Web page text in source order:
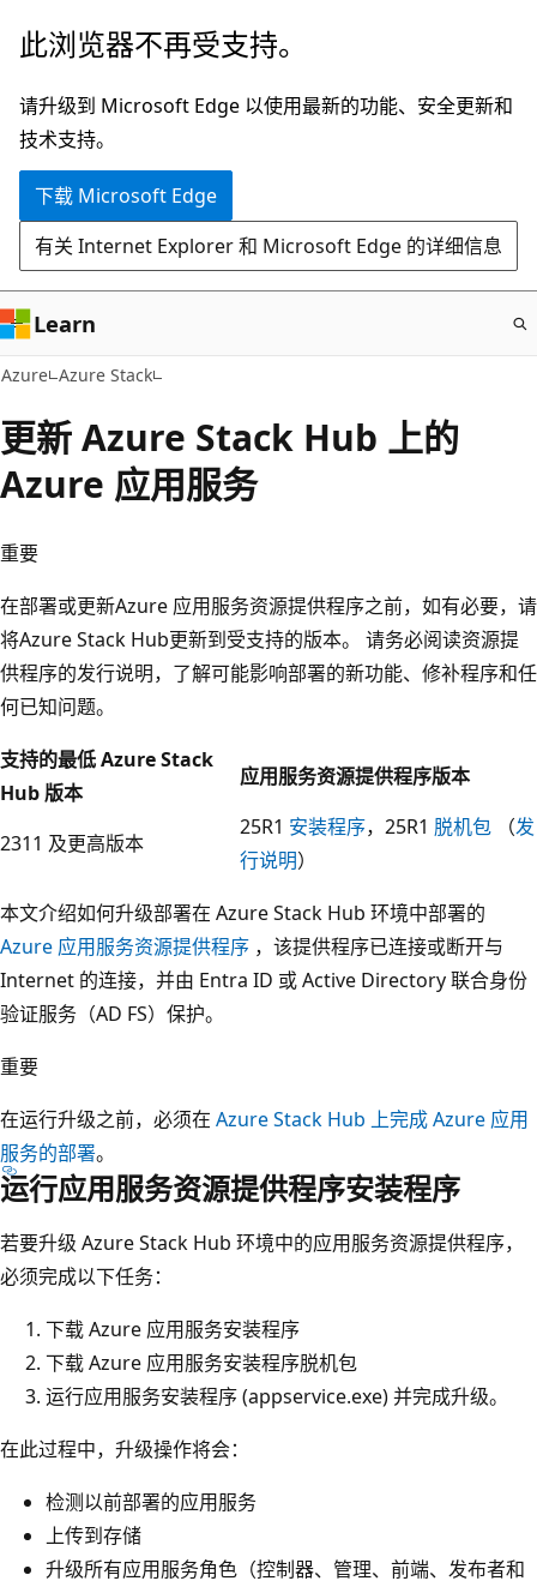
跳
主
要
内
此浏览器不再受支持。
请升级到 Microsoft Edge 以使用最新的功能、安全更新和
技术支持。
下载 Microsoft Edge
有关 Internet Explorer 和 Microsoft Edge 的详细信息
Learn
Azure Azure Stack
更新 Azure Stack Hub 上的
Azure 应用服务
重要
在部署或更新Azure 应用服务资源提供程序之前，如有必要，请
将Azure Stack Hub更新到受支持的版本。 请务必阅读资源提
供程序的发行说明，了解可能影响部署的新功能、修补程序和任
何已知问题。
支持的最低 Azure Stack
Hub 版本
应用服务资源提供程序版本
2311 及更高版本
25R1 安装程序，25R1 脱机包 （发
行说明）
本文介绍如何升级部署在 Azure Stack Hub 环境中部署的
Azure 应用服务资源提供程序 ，该提供程序已连接或断开与
Internet 的连接，并由 Entra ID 或 Active Directory 联合身份
验证服务（AD FS）保护。
重要
在运行升级之前，必须在 Azure Stack Hub 上完成 Azure 应用
服务的部署。
运行应用服务资源提供程序安装程序
若要升级 Azure Stack Hub 环境中的应用服务资源提供程序，
必须完成以下任务：
下载 Azure 应用服务安装程序
下载 Azure 应用服务安装程序脱机包
运行应用服务安装程序 (appservice.exe) 并完成升级。
在此过程中，升级操作将会：
检测以前部署的应用服务
上传到存储
升级所有应用服务角色（控制器、管理、前端、发布者和